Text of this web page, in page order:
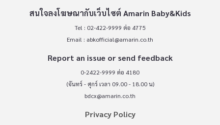
สนใจลงโฆษณากับเว็บไซต์ Amarin Baby&Kids
Tel : 02-422-9999 ต่อ 4775
Email : abkofficial@amarin.co.th
Report an issue or send feedback
0-2422-9999 ต่อ 4180
(จันทร์ - ศุกร์ เวลา 09.00 - 18.00 น)
bdcx@amarin.co.th
Privacy Policy